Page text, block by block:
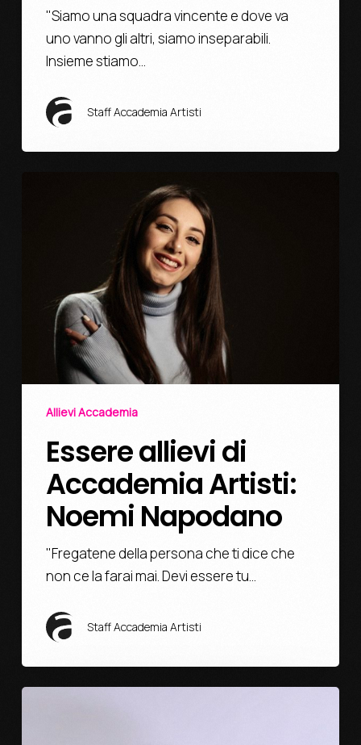
"Siamo una squadra vincente e dove va
uno vanno gli altri, siamo inseparabili.
Insieme stiamo…
Staff Accademia Artisti
Allievi Accademia
Essere allievi di
Accademia Artisti:
Noemi Napodano
"Fregatene della persona che ti dice che
non ce la farai mai. Devi essere tu…
Staff Accademia Artisti